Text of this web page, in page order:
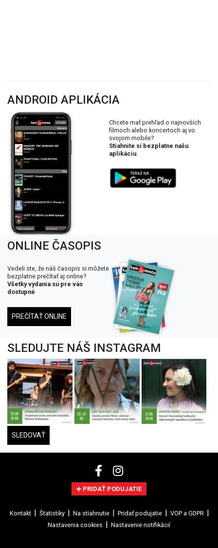
ANDROID APLIKÁCIA
Chcete mať prehľad o najnovších
filmoch alebo koncertoch aj vo
svojom mobile?
Stiahnite si bezplatne našu
aplikáciu.
ONLINE ČASOPIS
Vedeli ste, že náš časopis si môžete
bezplatne prečítať aj online?
Všetky vydania su pre vás
dostupné
PREČÍTAŤ ONLINE
SLEDUJTE NÁŠ INSTAGRAM
SLEDOVAŤ
PRIDAŤ PODUJATIE
Kontakt Štatistiky Na stiahnutie Pridať podujatie
VOP a GDPR
Nastavenia cookies
Nastavenie notifikácií